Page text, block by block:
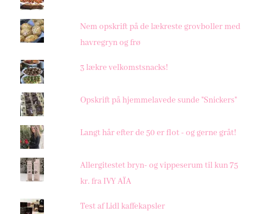
Nem opskrift på de lækreste grovboller med
havregryn og frø
3 lækre velkomstsnacks!
Opskrift på hjemmelavede sunde "Snickers"
Langt hår efter de 50 er flot - og gerne gråt!
Allergitestet bryn- og vippeserum til kun 75
kr. fra IVY AÏA
Test af Lidl kaffekapsler